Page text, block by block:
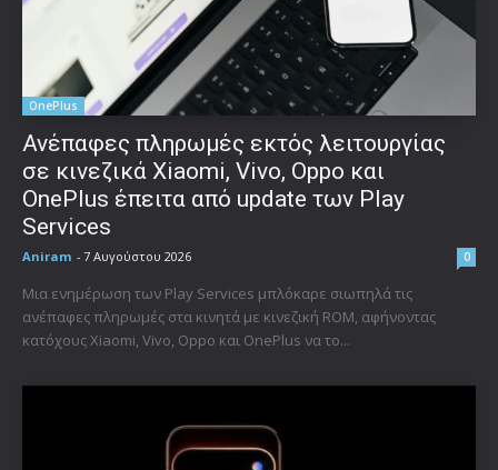
OnePlus
Ανέπαφες πληρωμές εκτός λειτουργίας
σε κινεζικά Xiaomi, Vivo, Oppo και
OnePlus έπειτα από update των Play
Services
Aniram - 7 Αυγούστου 2026 0
Μια ενημέρωση των Play Services μπλόκαρε σιωπηλά τις
ανέπαφες πληρωμές στα κινητά με κινεζική ROM, αφήνοντας
κατόχους Xiaomi, Vivo, Oppo και OnePlus να το...